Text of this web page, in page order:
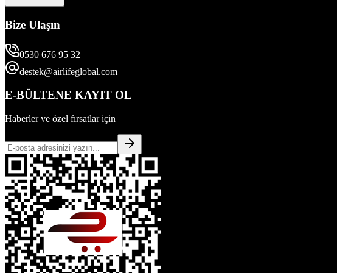
Bize Ulaşın
0530 676 95 32
destek@airlifeglobal.com
E-BÜLTENE KAYIT OL
Haberler ve özel fırsatlar için